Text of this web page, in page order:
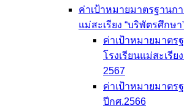
ค่าเป้าหมายมาตรฐานก
แม่สะเรียง “บริพัตรศึกษา
ค่าเป้าหมายมาตร
โรงเรียนแม่สะเรีย
2567
ค่าเป้าหมายมาตร
ปีกศ.2566